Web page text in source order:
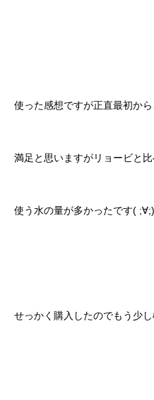
使った感想ですが正直最初か
満足と思いますがリョービと
使う水の量が多かったです( ;∀;)
せっかく購入したのでもう少